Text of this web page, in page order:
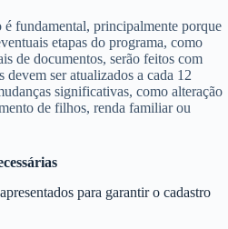
é fundamental, principalmente porque
etapas do programa, como
de documentos, serão feitos com
devem ser atualizados a cada 12
significativas, como alteração
de filhos, renda familiar ou
para garantir o cadastro